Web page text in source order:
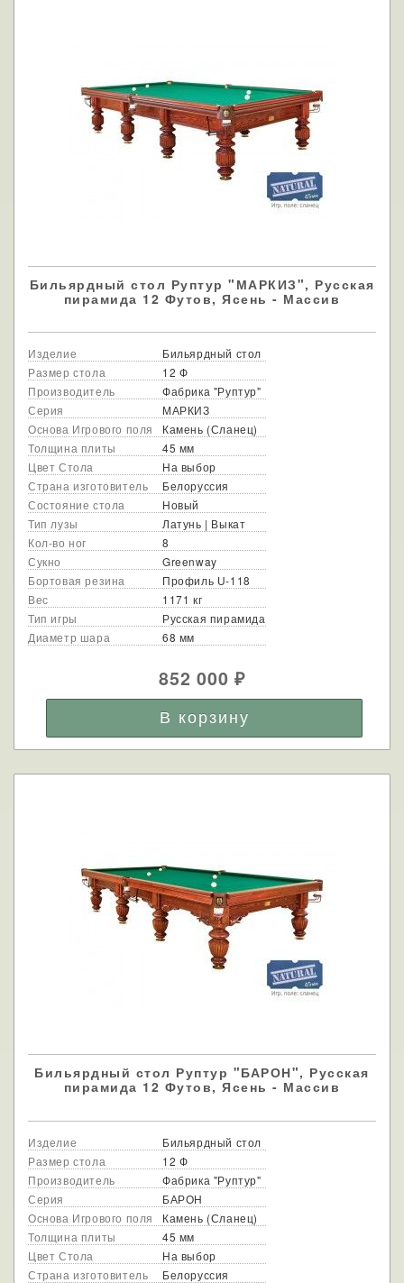
Бильярдный стол Руптур "МАРКИЗ", Русская
пирамида 12 Футов, Ясень - Массив
Изделие
Бильярдный стол
Размер стола
12 Ф
Производитель
Фабрика "Руптур"
Серия
МАРКИЗ
Основа Игрового поля
Камень (Сланец)
Толщина плиты
45 мм
Цвет Стола
На выбор
Страна изготовитель
Белоруссия
Состояние стола
Новый
Тип лузы
Латунь | Выкат
Кол-во ног
8
Сукно
Greenway
Бортовая резина
Профиль U-118
Вес
1171 кг
Тип игры
Русская пирамида
Диаметр шара
68 мм
852 000₽
Бильярдный стол Руптур "БАРОН", Русская
пирамида 12 Футов, Ясень - Массив
Изделие
Бильярдный стол
Размер стола
12 Ф
Производитель
Фабрика "Руптур"
Серия
БАРОН
Основа Игрового поля
Камень (Сланец)
Толщина плиты
45 мм
Цвет Стола
На выбор
Страна изготовитель
Белоруссия